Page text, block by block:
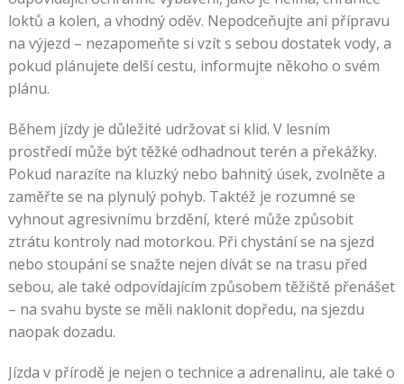
loktů a kolen, a vhodný oděv. Nepodceňujte ani přípravu
na výjezd – nezapomeňte si vzít s sebou dostatek vody, a
pokud plánujete delší cestu, informujte někoho o svém
plánu.
Během jízdy je důležité udržovat si klid. V lesním
prostředí může být těžké odhadnout terén a překážky.
Pokud narazíte na kluzký nebo bahnitý úsek, zvolněte a
zaměřte se na plynulý pohyb. Taktéž je rozumné se
vyhnout agresivnímu brzdění, které může způsobit
ztrátu kontroly nad motorkou. Při chystání se na sjezd
nebo stoupání se snažte nejen dívát se na trasu před
sebou, ale také odpovídajícím způsobem těžiště přenášet
– na svahu byste se měli naklonit dopředu, na sjezdu
naopak dozadu.
Jízda v přírodě je nejen o technice a adrenalinu, ale také o